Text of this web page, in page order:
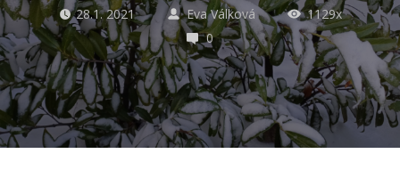
28.1. 2021 Eva Válková
1129x
0